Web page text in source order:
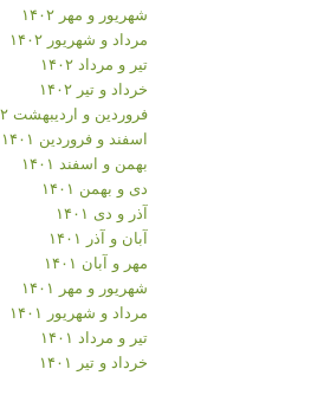
شهریور و مهر ۱۴۰۲
مرداد و شهریور ۱۴۰۲
تیر و مرداد ۱۴۰۲
خرداد و تیر ۱۴۰۲
فروردین و اردیبهشت ۱۴۰۲
اسفند و فروردین ۱۴۰۱
بهمن و اسفند ۱۴۰۱
دی و بهمن ۱۴۰۱
آذر و دی ۱۴۰۱
آبان و آذر ۱۴۰۱
مهر و آبان ۱۴۰۱
شهریور و مهر ۱۴۰۱
مرداد و شهریور ۱۴۰۱
تیر و مرداد ۱۴۰۱
خرداد و تیر ۱۴۰۱